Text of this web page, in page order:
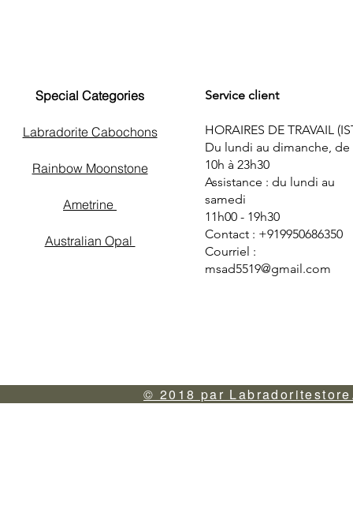
Service client
HORAIRES DE TRAVAIL
Du lundi au dimanche, de
10h à 23h30
Assistance : du lundi au
samedi
11h00 - 19h30
Contact : +919950686350
Courriel :
msad5519@gmail.com
Special Categories
Labradorite Cabochons
Rainbow Moonstone
Ametrine
Australian Opal
© 2018 par